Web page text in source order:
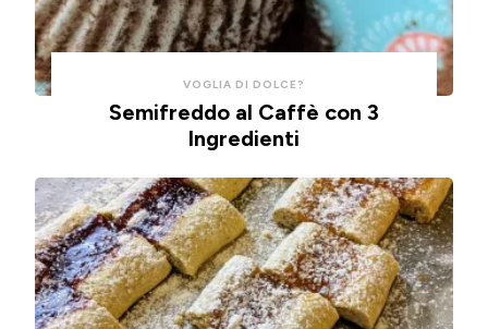
pulizie.
ad
aria.
VOGLIA DI DOLCE?
Semifreddo al Caffè con 3
Ingredienti